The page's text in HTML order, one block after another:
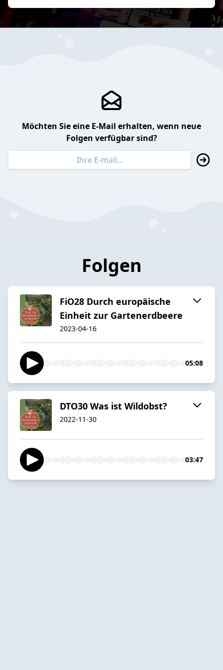
Möchten Sie eine E-Mail erhalten, wenn neue
Folgen verfügbar sind?
Folgen
FiO28 Durch europäische
Einheit zur Gartenerdbeere
2023-04-16
05:08
DTO30 Was ist Wildobst?
2022-11-30
03:47